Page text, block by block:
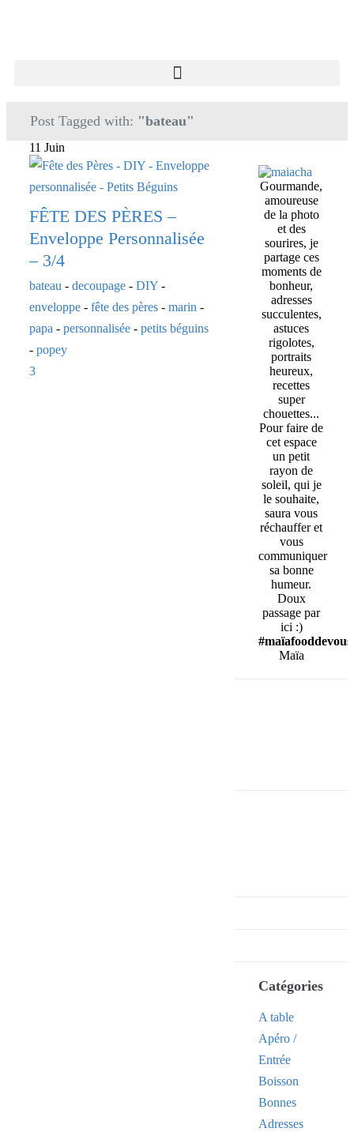
Post Tagged with: "bateau"
11 Juin
FÊTE DES PÈRES –
Enveloppe Personnalisée
– 3/4
bateau - decoupage - DIY -
enveloppe - fête des pères - marin -
papa - personnalisée - petits béguins
- popey
3
Gourmande,
amoureuse
de la photo
et des
sourires, je
partage ces
moments de
bonheur,
adresses
succulentes,
astuces
rigolotes,
portraits
heureux,
recettes
super
chouettes...
Pour faire de
cet espace
un petit
rayon de
soleil, qui je
le souhaite,
saura vous
réchauffer et
vous
communiquer
sa bonne
humeur.
Doux
passage par
ici :)
#maïafooddevous
Maïa
Catégories
A table
Apéro /
Entrée
Boisson
Bonnes
Adresses